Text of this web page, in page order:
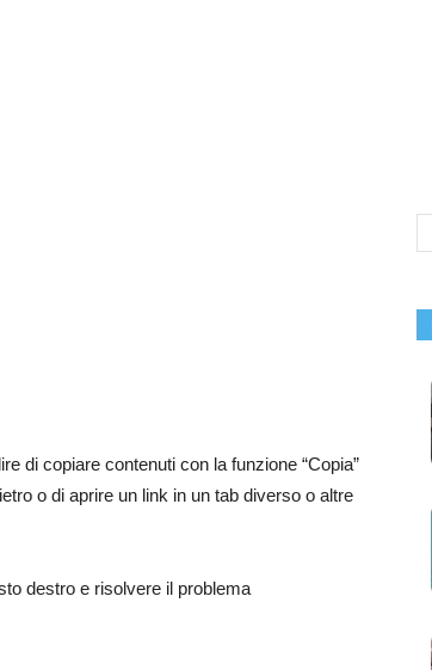
di copiare contenuti con la funzione “Copia”
o di aprire un link in un tab diverso o altre
destro e risolvere il problema